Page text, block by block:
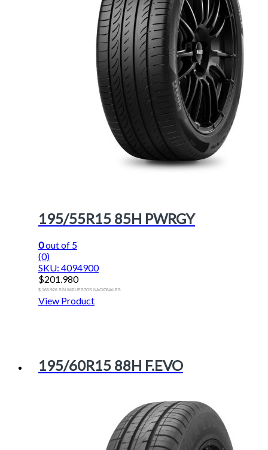
195/55R15 85H PWRGY
0out of 5
(0)
SKU: 4094900
$201.980
$ 166.926 SIN IMPUESTOS NACIONALES
View Product
195/60R15 88H F.EVO